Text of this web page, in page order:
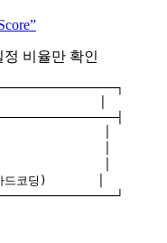
비율만 확인
값              │
│
│
│
코딩)       │